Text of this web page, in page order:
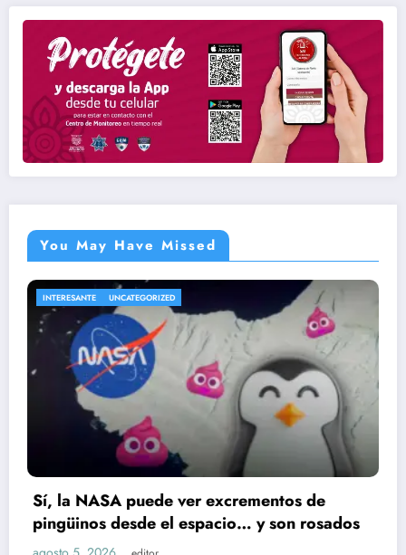
You May Have Missed
puede ver excrementos de
el espacio… y son rosados
Cae
Ruiz;